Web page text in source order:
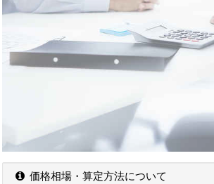
価格相場・算定方法について